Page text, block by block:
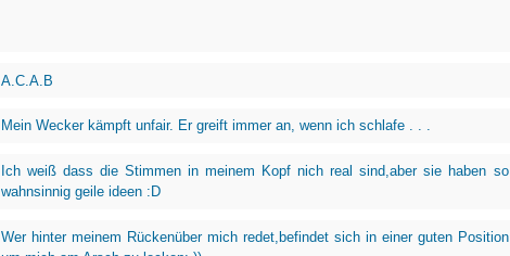
A.C.A.B
Mein Wecker kämpft unfair. Er greift immer an, wenn ich schlafe . . .
Ich weiß dass die Stimmen in meinem Kopf nich real sind,aber sie haben so
wahnsinnig geile ideen :D
Wer hinter meinem Rückenüber mich redet,befindet sich in einer guten Position